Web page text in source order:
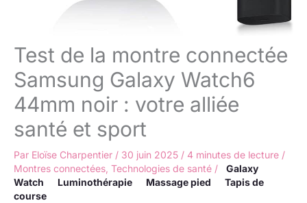
Test de la montre connectée
Samsung Galaxy Watch6
44mm noir : votre alliée
santé et sport
Par Eloïse Charpentier / 30 juin 2025 / 4 minutes de lecture /
Montres connectées Technologies de santé /
Galaxy
Watch
Luminothérapie Massage pied
Tapis de
course